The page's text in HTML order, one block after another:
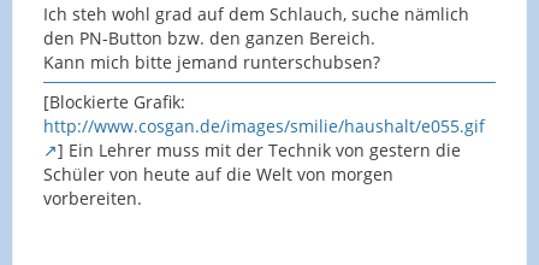
Ich steh wohl grad auf dem Schlauch, suche nämlich
den PN-Button bzw. den ganzen Bereich.
Kann mich bitte jemand runterschubsen?
[Blockierte Grafik:
http://www.cosgan.de/images/smilie/haushalt/e055.gif
] Ein Lehrer muss mit der Technik von gestern die
Schüler von heute auf die Welt von morgen
vorbereiten.